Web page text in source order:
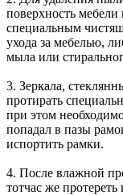
поверхность
специальным
ухода за мебелью,
мыла или
3. Зеркала,
протирать
при этом
попадал в пазы
испортить рамки.
4. После влажной
тотчас же